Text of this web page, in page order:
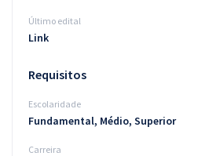
Último edital
Link
Requisitos
Escolaridade
Fundamental, Médio, Superior
Carreira